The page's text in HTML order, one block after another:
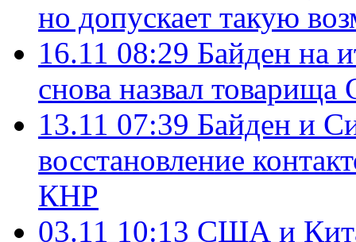
но допускает такую
16.11 08:29 Байден на
снова назвал товарища
13.11 07:39 Байден и
восстановление
КНР
03.11 10:13 США и